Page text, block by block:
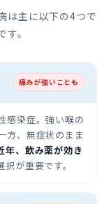
は主に以下の4つで
。
痛みが強いことも
感染症。強い喉の
方、無症状のまま
年、飲み薬が効き
が重要です。